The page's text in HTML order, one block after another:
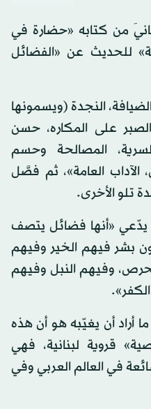
من كتابه «حضارة في
للحديث عن «الفضائل
النجدة (ويسمونها
على المكاره، حسن
المصالحة وحسم
الآداب العامة»، ثم فصَّل
تلو الأخرى.
يدّعي «أنها فضائل يتصف
بشر فيهم الخير وفيهم
وفيهم النبل وفيهم
أراد أن يغيّبه هو أن هذه
قروية لبنانية، فهي
في العالم العربي وفي